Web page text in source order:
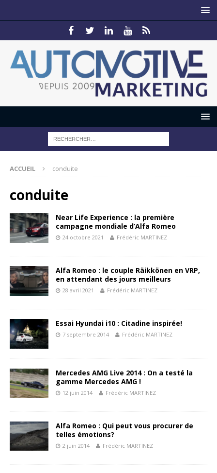
ACCUEIL conduite
conduite
Near Life Experience : la première
campagne mondiale d’Alfa Romeo
24 octobre 2021 Frédéric MARTINEZ
Alfa Romeo : le couple Räikkönen en VRP,
en attendant des jours meilleurs
28 avril 2021 Frédéric MARTINEZ
Essai Hyundai i10 : Citadine inspirée!
7 septembre 2014 Frédéric MARTINEZ
Mercedes AMG Live 2014 : On a testé la
gamme Mercedes AMG !
12 juin 2014 Frédéric MARTINEZ
Alfa Romeo : Qui peut vous procurer de
telles émotions?
2 juin 2014 Frédéric MARTINEZ